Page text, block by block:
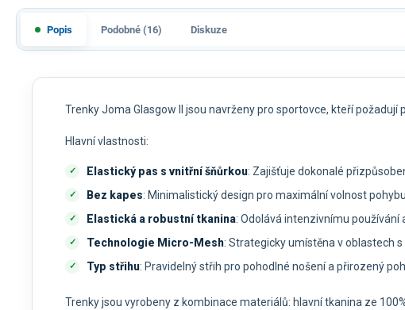
Popis Podobné (16) Diskuze
Trenky Joma Glasgow II jsou navrženy pro sportovce, kteří požadují
Hlavní vlastnosti:
Elastický pas s vnitřní šňůrkou: Zajišťuje dokonalé
Bez kapes: Minimalistický design pro maximální volnost
Elastická a robustní tkanina: Odolává intenzivnímu používání
Technologie Micro-Mesh: Strategicky umístěna v oblastech
Typ střihu: Pravidelný střih pro pohodlné nošení a přirozený
Trenky jsou vyrobeny z kombinace materiálů: hlavní tkanina ze